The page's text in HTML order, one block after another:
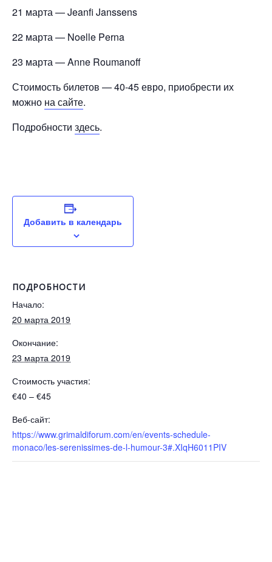
21 марта — Jeanfi Janssens
22 марта — Noelle Perna
23 марта — Anne Roumanoff
Стоимость билетов — 40-45 евро, приобрести их
можно на сайте.
Подробности здесь.
Добавить в календарь
ПОДРОБНОСТИ
Начало:
20 марта 2019
Окончание:
23 марта 2019
Стоимость участия:
€40 – €45
Веб-сайт:
https://www.grimaldiforum.com/en/events-schedule-
monaco/les-serenissimes-de-l-humour-3#.XIqH6011PIV